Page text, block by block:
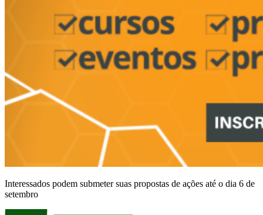
Interessados podem submeter suas propostas de ações até o dia 6 de
setembro